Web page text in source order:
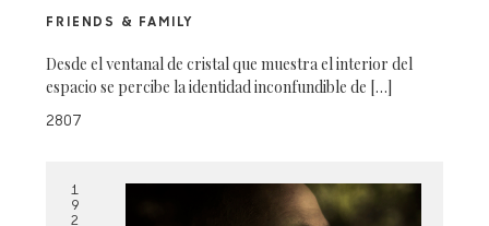
FRIENDS & FAMILY
Desde el ventanal de cristal que muestra el interior del
espacio se percibe la identidad inconfundible de […]
2807
1
9
2